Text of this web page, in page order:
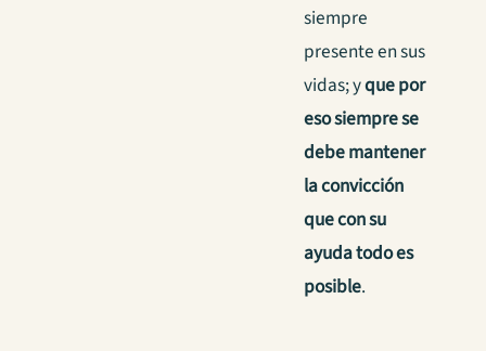
siempre
presente en sus
vidas; yque por
eso siempre se
debe mantener
la convicción
que con su
ayuda todo es
posible.